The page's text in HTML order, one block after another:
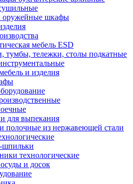
шкафы
мебель ESD
тумбы, тележки, столы подкатные
и изделия
для выпекания
полочные из нержавеющей стали
шпильки
технологические
и досок